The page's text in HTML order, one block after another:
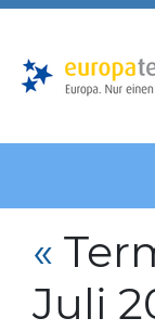
«
Juli